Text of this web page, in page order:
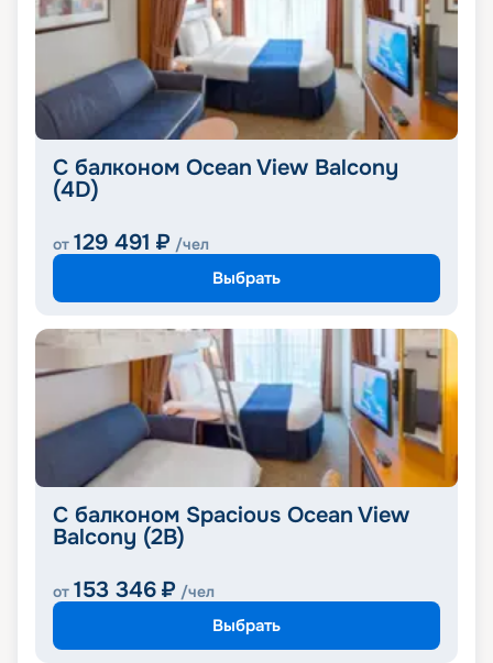
С балконом Ocean View Balcony
(4D)
от 129 491 ₽ /чел
Выбрать
С балконом Spacious Ocean View
Balcony (2B)
от 153 346 ₽ /чел
Выбрать